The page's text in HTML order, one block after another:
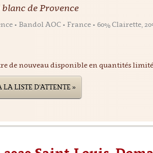
de Provence
• Bandol AOC • France • 60% Clairette,
de nouveau disponible en quantités
LA LISTE D'ATTENTE »